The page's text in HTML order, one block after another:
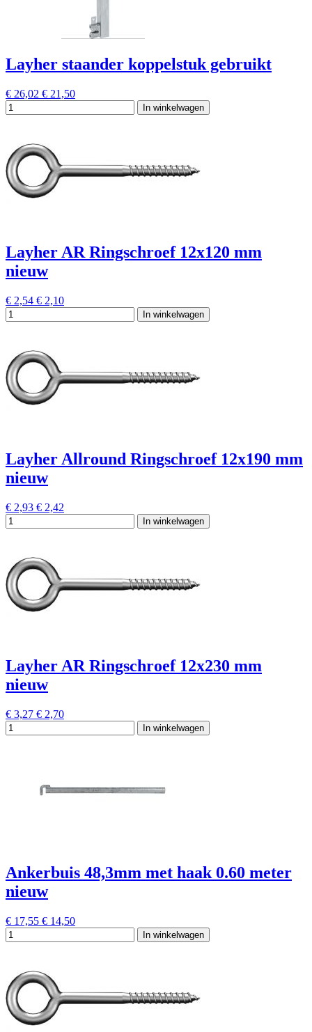
Layher staander koppelstuk gebruikt
€ 26,02 € 21,50
In winkelwagen
Layher AR Ringschroef 12x120 mm
nieuw
€ 2,54 € 2,10
In winkelwagen
Layher Allround Ringschroef 12x190 mm
nieuw
€ 2,93 € 2,42
In winkelwagen
Layher AR Ringschroef 12x230 mm
nieuw
€ 3,27 € 2,70
In winkelwagen
Ankerbuis 48,3mm met haak 0.60 meter
nieuw
€ 17,55 € 14,50
In winkelwagen